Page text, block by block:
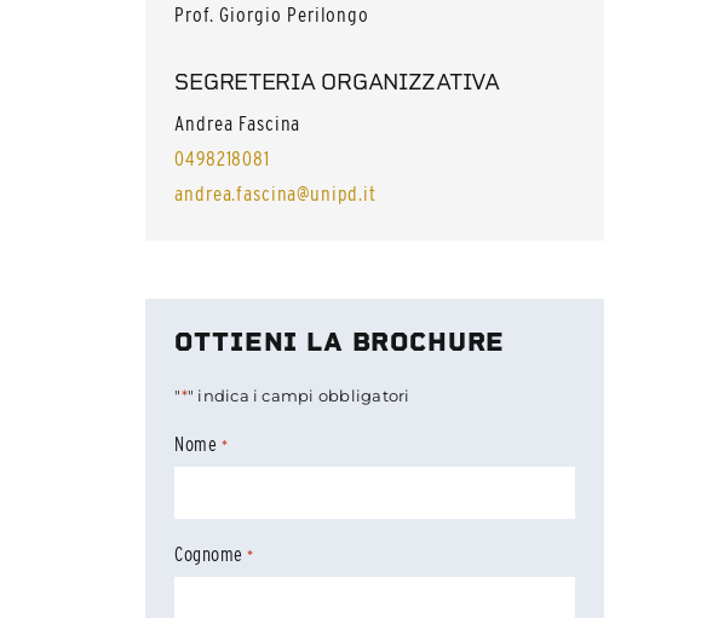
Prof. Giorgio Perilongo
SEGRETERIA ORGANIZZATIVA
Andrea Fascina
0498218081
andrea.fascina@unipd.it
OTTIENI LA BROCHURE
"*" indica i campi obbligatori
Nome *
Cognome *